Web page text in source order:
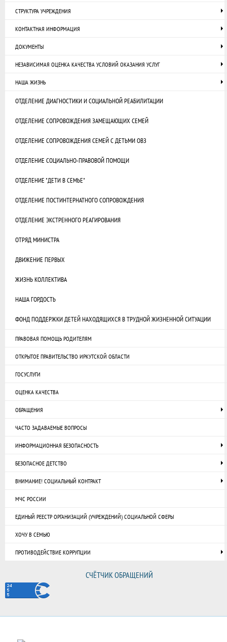
СТРУКТУРА УЧРЕЖДЕНИЯ
КОНТАКТНАЯ ИНФОРМАЦИЯ
ДОКУМЕНТЫ
НЕЗАВИСИМАЯ ОЦЕНКА КАЧЕСТВА УСЛОВИЙ ОКАЗАНИЯ УСЛУГ
НАША ЖИЗНЬ
ОТДЕЛЕНИЕ ДИАГНОСТИКИ И СОЦИАЛЬНОЙ РЕАБИЛИТАЦИИ
ОТДЕЛЕНИЕ СОПРОВОЖДЕНИЯ ЗАМЕЩАЮЩИХ СЕМЕЙ
ОТДЕЛЕНИЕ СОПРОВОЖДЕНИЯ СЕМЕЙ С ДЕТЬМИ ОВЗ
ОТДЕЛЕНИЕ СОЦИАЛЬНО-ПРАВОВОЙ ПОМОЩИ
ОТДЕЛЕНИЕ "ДЕТИ В СЕМЬЕ"
ОТДЕЛЕНИЕ ПОСТИНТЕРНАТНОГО СОПРОВОЖДЕНИЯ
ОТДЕЛЕНИЕ ЭКСТРЕННОГО РЕАГИРОВАНИЯ
ОТРЯД МИНИСТРА
ДВИЖЕНИЕ ПЕРВЫХ
ЖИЗНЬ КОЛЛЕКТИВА
НАША ГОРДОСТЬ
ФОНД ПОДДЕРЖКИ ДЕТЕЙ НАХОДЯЩИХСЯ В ТРУДНОЙ ЖИЗНЕННОЙ СИТУАЦИИ
ПРАВОВАЯ ПОМОЩЬ РОДИТЕЛЯМ
ОТКРЫТОЕ ПРАВИТЕЛЬСТВО ИРКУТСКОЙ ОБЛАСТИ
ГОСУСЛУГИ
ОЦЕНКА КАЧЕСТВА
ОБРАЩЕНИЯ
ЧАСТО ЗАДАВАЕМЫЕ ВОПРОСЫ
ИНФОРМАЦИОННАЯ БЕЗОПАСНОСТЬ
БЕЗОПАСНОЕ ДЕТСТВО
ВНИМАНИЕ! СОЦИАЛЬНЫЙ КОНТРАКТ
МЧС РОССИИ
ЕДИНЫЙ РЕЕСТР ОРГАНИЗАЦИЙ (УЧРЕЖДЕНИЙ) СОЦИАЛЬНОЙ СФЕРЫ
ХОЧУ В СЕМЬЮ
ПРОТИВОДЕЙСТВИЕ КОРРУПЦИИ
СЧЁТЧИК ОБРАЩЕНИЙ